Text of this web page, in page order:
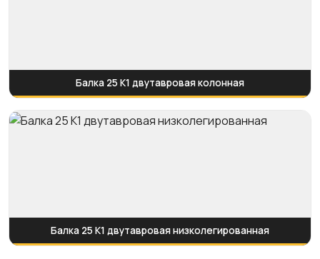
Балка 25 К1 двутавровая колонная
Балка 25 К1 двутавровая низколегированная